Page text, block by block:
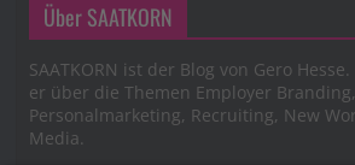
Über SAATKORN
SAATKORN ist der Blog von Gero
er über die Themen Employer Branding,
Personalmarketing, Recruiting, New
Media.